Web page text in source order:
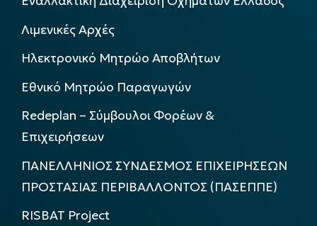
Λιμενικές Αρχές
Ηλεκτρονικό Μητρώο Αποβλήτων
Εθνικό Μητρώο Παραγωγών
Redeplan – Σύμβουλοι Φορέων &
Επιχειρήσεων
ΠΑΝΕΛΛΗΝΙΟΣ ΣΥΝΔΕΣΜΟΣ ΕΠΙΧΕΙΡΗΣΕΩΝ
ΠΡΟΣΤΑΣΙΑΣ ΠΕΡΙΒΑΛΛΟΝΤΟΣ (ΠΑΣΕΠΠΕ)
RISBAT Project